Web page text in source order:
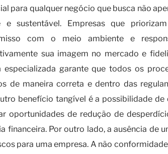
para qualquer negócio que busca não
e sustentável. Empresas que
com o meio ambiente e
sua imagem no mercado e
especializada garante que todos os
de maneira correta e dentro das
benefício tangível é a possibilidade
oportunidades de redução de
financeira. Por outro lado, a ausência de
para uma empresa. A não